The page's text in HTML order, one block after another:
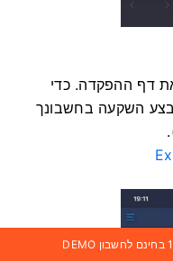
דף ההפקדה. כדי
השקעה בחשבונך